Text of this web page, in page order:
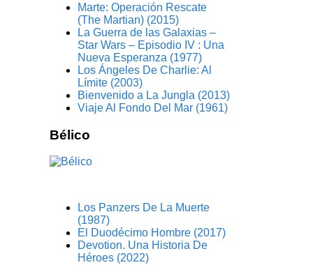
Marte: Operación Rescate
(The Martian) (2015)
La Guerra de las Galaxias –
Star Wars – Episodio IV : Una
Nueva Esperanza (1977)
Los Ángeles De Charlie: Al
Límite (2003)
Bienvenido a La Jungla (2013)
Viaje Al Fondo Del Mar (1961)
Bélico
Los Panzers De La Muerte
(1987)
El Duodécimo Hombre (2017)
Devotion. Una Historia De
Héroes (2022)